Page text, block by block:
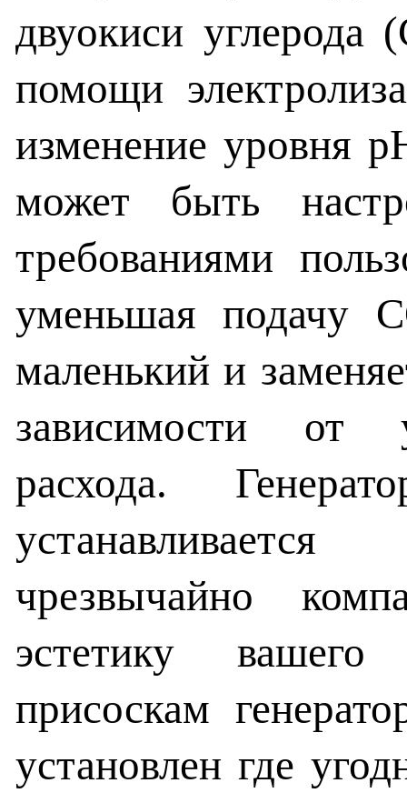
двуокиси
помощи
изменение уровня
может быть
требованиями
уменьшая подачу
маленький и
зависимости от
расхода.
чрезвычайно
эстетику вашего
присоскам
установлен где